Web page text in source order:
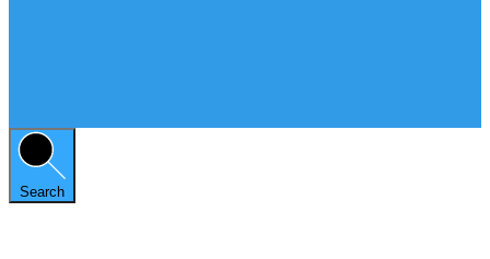
Search